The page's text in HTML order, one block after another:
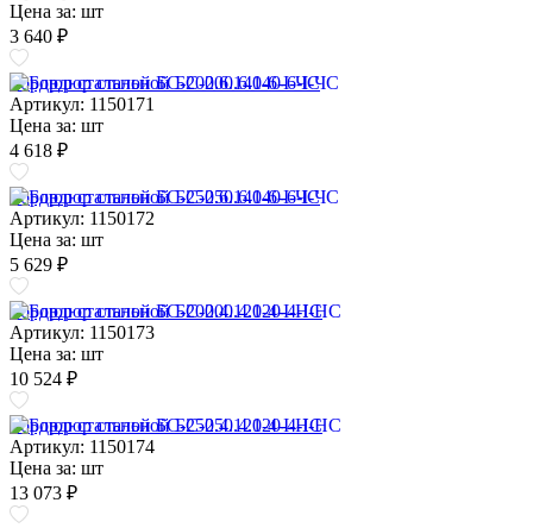
Цена за: шт
3 640 ₽
Бордюр стальной БС-200.6.140-6-I-ЧС
Артикул: 1150171
Цена за: шт
4 618 ₽
Бордюр стальной БС-250.6.140-6-I-ЧС
Артикул: 1150172
Цена за: шт
5 629 ₽
Бордюр стальной БС-200.4.120-4-I-НС
Артикул: 1150173
Цена за: шт
10 524 ₽
Бордюр стальной БС-250.4.120-4-I-НС
Артикул: 1150174
Цена за: шт
13 073 ₽